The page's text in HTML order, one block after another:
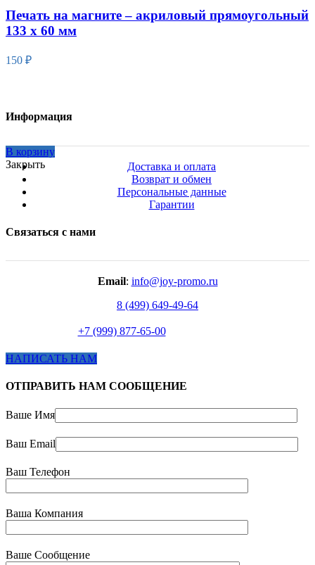
В корзину
Закрыть
Печать на магните – акриловый прямоугольный
133 х 60 мм
150 ₽
Информация
Доставка и оплата
Возврат и обмен
Персональные данные
Гарантии
Связаться с нами
Email: info@joy-promo.ru
8 (499) 649-49-64
+7 (999) 877-65-00
НАПИСАТЬ НАМ
ОТПРАВИТЬ НАМ СООБЩЕНИЕ
Ваше Имя
Ваш Email
Ваш Телефон
Ваша Компания
Ваше Сообщение